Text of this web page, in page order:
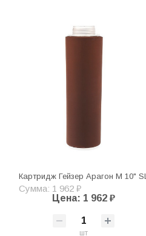
Картридж Гейзер Арагон М 10" SL
Сумма: 1 962 ₽
Цена: 1 962 ₽
шт